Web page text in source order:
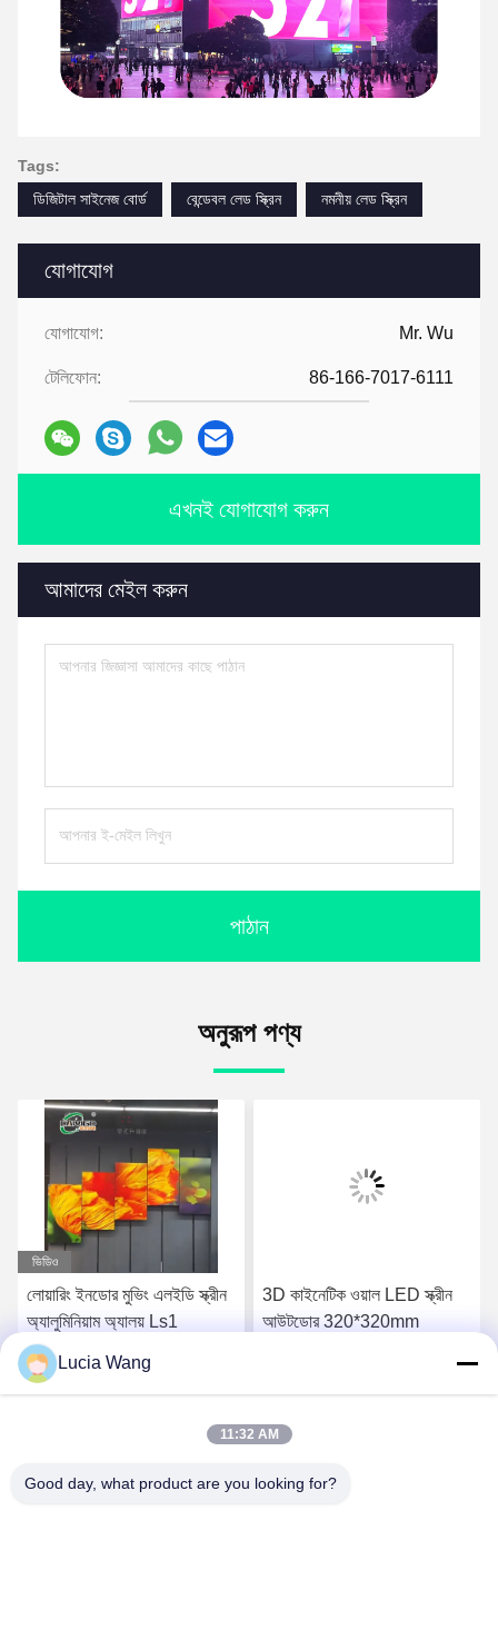
যোগাযোগ
যোগাযোগ: Mr. Wu
টেলিফোন: 86-166-7017-6111
এখনই যোগাযোগ করুন
আমাদের মেইল করুন
পাঠান
Tags:
ডিজিটাল সাইনেজ বোর্ড
বেন্ডেবল লেড স্ক্রিন নমনীয় লেড স্ক্রিন
অনুরূপ পণ্য
ভিডিও
লোয়ারিং ইনডোর মুভিং এলইডি স্ক্রীন
অ্যালুমিনিয়াম অ্যালয় Ls1
সেরা দাম পান
3D কাইনেটিক ওয়াল LED স্ক্রীন
আউটডোর 320*320mm
সেরা দাম পান
Lucia Wang
11:32 AM
Good day, what product are you looking for?